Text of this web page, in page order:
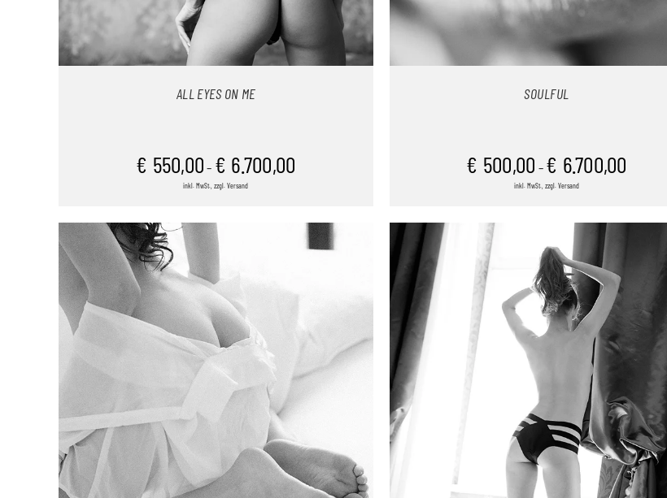
ALL EYES ON ME
€ 550,00 – € 6.700,00
inkl. MwSt., zzgl. Versand
SOULFUL
€ 500,00 – € 6.700,00
inkl. MwSt., zzgl. Versand